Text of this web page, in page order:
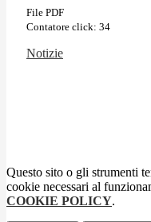
File PDF
Contatore click: 34
Notizie
Questo sito o gli strumenti
cookie necessari al
COOKIE POLICY.